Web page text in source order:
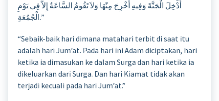
أُدْخِلَ الْجَنَّةَ وَفِيهِ أُخْرِجَ مِنْهَا وَلاَ تَقُومُ السَّاعَةُ إِلاَّ فِي يَوْمِ
الْجُمُعَةِ.”
“Sebaik-baik hari dimana matahari terbit di saat itu
adalah hari Jum’at. Pada hari ini Adam diciptakan, hari
ketika ia dimasukan ke dalam Surga dan hari ketika ia
dikeluarkan dari Surga. Dan hari Kiamat tidak akan
terjadi kecuali pada hari Jum’at.”